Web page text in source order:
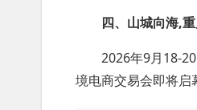
四、山城向海,重
2026年9月18-20
境电商交易会即将启